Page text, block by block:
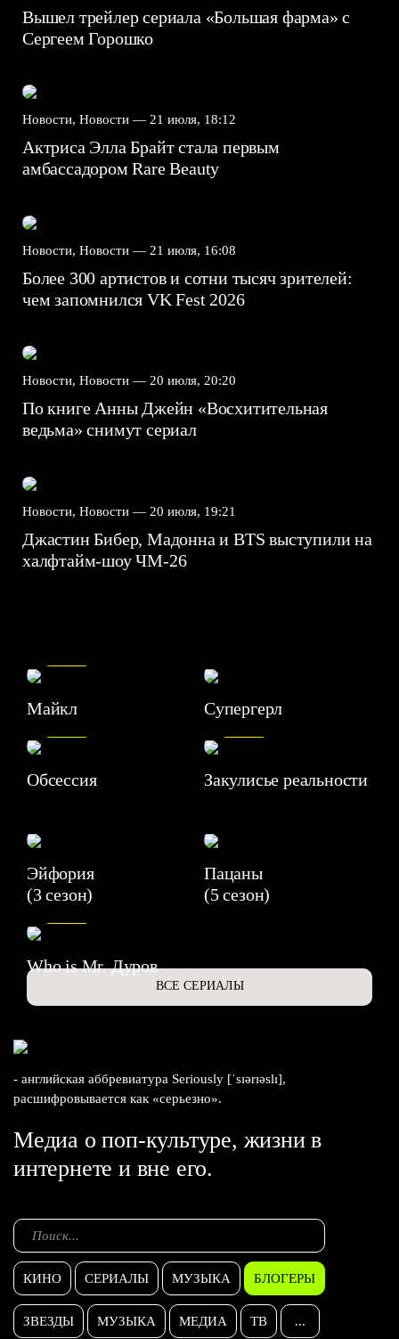
Вышел трейлер сериала «Большая фарма» с
Сергеем Горошко
Новости, Новости — 21 июля, 18:12
Актриса Элла Брайт стала первым
амбассадором Rare Beauty
Новости, Новости — 21 июля, 16:08
Более 300 артистов и сотни тысяч зрителей:
чем запомнился VK Fest 2026
Новости, Новости — 20 июля, 20:20
По книге Анны Джейн «Восхитительная
ведьма» снимут сериал
Новости, Новости — 20 июля, 19:21
Джастин Бибер, Мадонна и BTS выступили на
халфтайм-шоу ЧМ-26
Майкл Супергерл
Обсессия
7.1
Закулисье реальности
Эйфория
(3 сезон)
Пацаны
(5 сезон)
Who is Mr. Дуров
ВСЕ СЕРИАЛЫ
- английская аббревиатура Seriously [ˈsɪərɪəslɪ],
расшифровывается как «серьезно».
Медиа о поп-культуре, жизни в
интернете и вне его.
КИНО СЕРИАЛЫ МУЗЫКА БЛОГЕРЫ
ЗВЕЗДЫ МУЗЫКА МЕДИА ТВ ...